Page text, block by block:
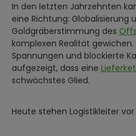
In den letzten Jahrzehnten
eine Richtung: Globalisierung
Goldgräberstimmung des
komplexen Realität
Spannungen und blockierte
aufgezeigt, dass eine
schwächstes Glied.
Heute stehen Logistikleiter